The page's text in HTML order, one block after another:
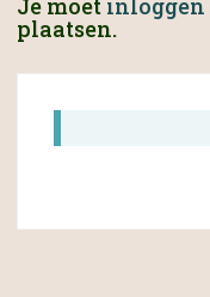
Je moet inloggen
plaatsen.